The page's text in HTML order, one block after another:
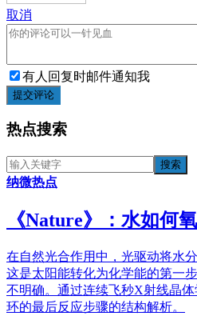
取消
有人回复时邮件通知我
提交评论
热点搜索
纳微热点
《​Nature》：水如何
在自然光合作用中，光驱动将水
这是太阳能转化为化学能的第一
不明确。通过连续飞秒X射线晶
环的最后反应步骤的结构解析。